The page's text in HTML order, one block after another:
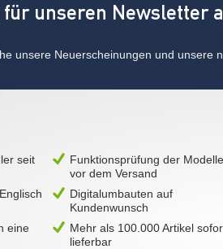
für unseren Newsletter
unsere Neuerscheinungen und unsere
seit
Funktionsprüfung der Modelle
vor dem Versand
Digitalumbauten auf
Kundenwunsch
eine
Mehr als 100.000 Artikel
lieferbar